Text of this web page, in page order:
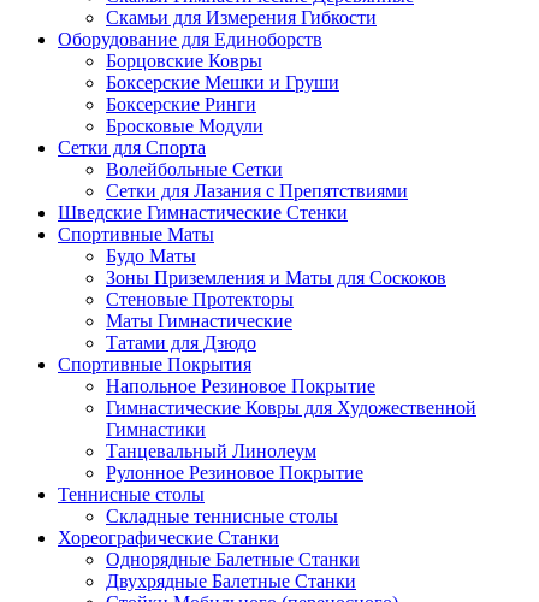
Скамьи для Измерения Гибкости
Оборудование для Единоборств
Борцовские Ковры
Боксерские Мешки и Груши
Боксерские Ринги
Бросковые Модули
Сетки для Спорта
Волейбольные Сетки
Сетки для Лазания с Препятствиями
Шведские Гимнастические Стенки
Спортивные Маты
Будо Маты
Зоны Приземления и Маты для Соскоков
Стеновые Протекторы
Маты Гимнастические
Татами для Дзюдо
Спортивные Покрытия
Напольное Резиновое Покрытие
Гимнастические Ковры для Художественной
Гимнастики
Танцевальный Линолеум
Рулонное Резиновое Покрытие
Теннисные столы
Складные теннисные столы
Хореографические Станки
Однорядные Балетные Станки
Двухрядные Балетные Станки